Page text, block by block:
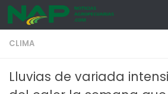
Skip to content
CLIMA
Lluvias de variada